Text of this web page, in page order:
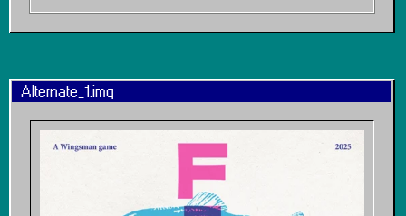
Alternate_1.img